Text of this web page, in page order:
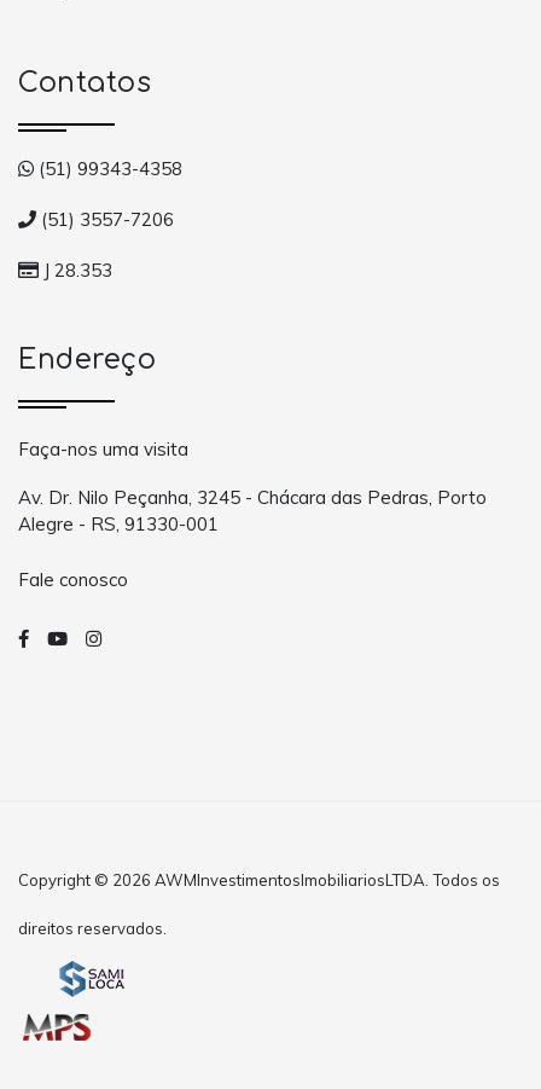
Contatos
(51) 99343-4358
(51) 3557-7206
J 28.353
Endereço
Faça-nos uma visita
Av. Dr. Nilo Peçanha, 3245 - Chácara das Pedras, Porto
Alegre - RS, 91330-001
Fale conosco
Copyright © 2026 AWMInvestimentosImobiliariosLTDA. Todos os
direitos reservados.